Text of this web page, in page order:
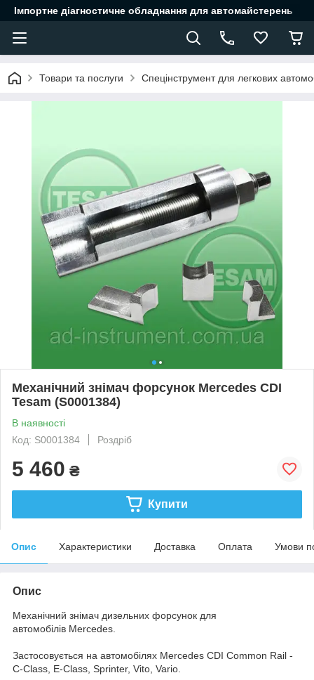
Імпортне діагностичне обладнання для автомайстерень
Товари та послуги Спецінструмент для легкових
Механічний знімач форсунок Mercedes CDI
Tesam (S0001384)
В наявності
Код: S0001384
Роздріб
5 460 ₴
Купити
Опис Характеристики Доставка Оплата Умови
Опис
Механічний знімач дизельних форсунок для
автомобілів Mercedes.
Застосовується на автомобілях Mercedes CDI Common Rail -
C-Class, E-Class, Sprinter, Vito, Vario.